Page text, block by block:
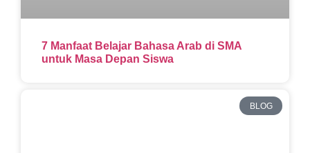
7 Manfaat Belajar Bahasa Arab di SMA
untuk Masa Depan Siswa
BLOG